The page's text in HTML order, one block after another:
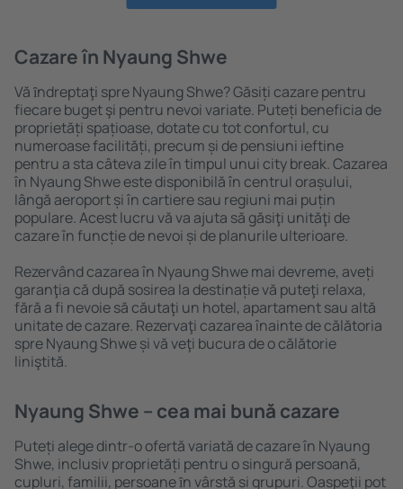
Cazare în Nyaung Shwe
Vă ȋndreptaţi spre Nyaung Shwe? Găsiți cazare pentru
fiecare buget şi pentru nevoi variate. Puteți beneficia de
proprietăți spațioase, dotate cu tot confortul, cu
numeroase facilități, precum și de pensiuni ieftine
pentru a sta câteva zile în timpul unui city break. Cazarea
în Nyaung Shwe este disponibilă în centrul orașului,
lângă aeroport și în cartiere sau regiuni mai puțin
populare. Acest lucru vă va ajuta să găsiţi unităţi de
cazare în funcție de nevoi și de planurile ulterioare.
Rezervând cazarea în Nyaung Shwe mai devreme, aveți
garanţia că după sosirea la destinație vă puteţi relaxa,
fără a fi nevoie să căutaţi un hotel, apartament sau altă
unitate de cazare. Rezervaţi cazarea înainte de călătoria
spre Nyaung Shwe și vă veţi bucura de o călătorie
liniştită.
Nyaung Shwe – cea mai bună cazare
Puteți alege dintr-o ofertă variată de cazare în Nyaung
Shwe, inclusiv proprietăți pentru o singură persoană,
cupluri, familii, persoane ȋn vârstă și grupuri. Oaspeţii pot